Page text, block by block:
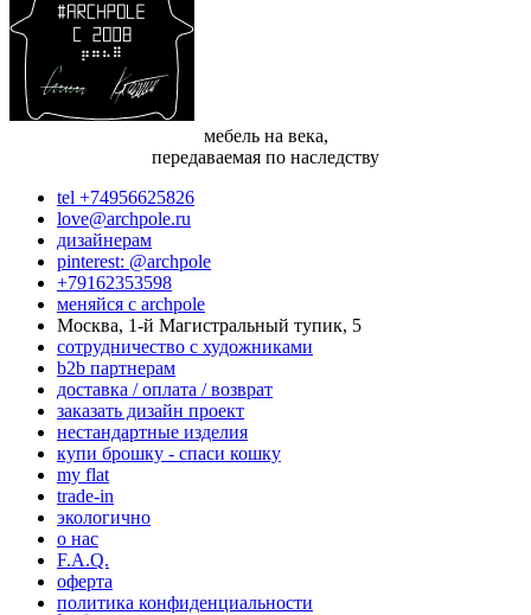
мебель на века,
передаваемая по наследству
tel +74956625826
love@archpole.ru
дизайнерам
pinterest: @archpole
+79162353598
меняйся с аrchpole
Москва, 1-й Магистральный тупик, 5
cотрудничество с художниками
b2b партнерам
доставка / оплата / возврат
заказать дизайн проект
нестандартные изделия
купи брошку - спаси кошку
my flat
trade-in
экологично
о нас
F.A.Q.
оферта
политика конфиденциальности